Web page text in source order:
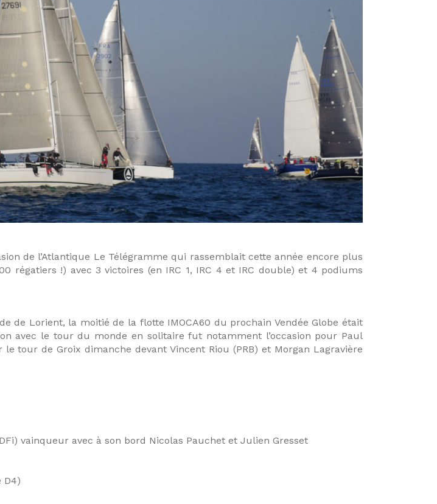
de l’Atlantique Le Télégramme qui rassemblait cette année encore plus
régatiers !) avec 3 victoires (en IRC 1, IRC 4 et IRC double) et 4 podiums
de Lorient, la moitié de la flotte IMOCA60 du prochain Vendée Globe était
avec le tour du monde en solitaire fut notamment l’occasion pour Paul
tour de Groix dimanche devant Vincent Riou (PRB) et Morgan Lagravière
vainqueur avec à son bord Nicolas Pauchet et Julien Gresset
D4)